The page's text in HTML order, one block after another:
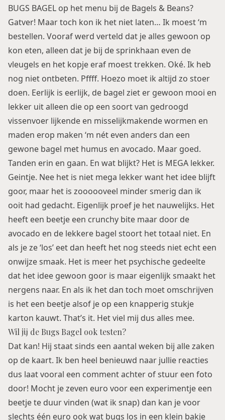
BUGS BAGEL op het menu bij de Bagels & Beans?
Gatver! Maar toch kon ik het niet laten… Ik moest ‘m
bestellen. Vooraf werd verteld dat je alles gewoon op
kon eten, alleen dat je bij de sprinkhaan even de
vleugels en het kopje eraf moest trekken. Oké. Ik heb
nog niet ontbeten. Pffff. Hoezo moet ik altijd zo stoer
doen. Eerlijk is eerlijk, de bagel ziet er gewoon mooi en
lekker uit alleen die op een soort van gedroogd
vissenvoer lijkende en misselijkmakende wormen en
maden erop maken ‘m nét even anders dan een
gewone bagel met humus en avocado. Maar goed.
Tanden erin en gaan. En wat blijkt? Het is MEGA lekker.
Geintje. Nee het is niet mega lekker want het idee blijft
goor, maar het is zoooooveel minder smerig dan ik
ooit had gedacht. Eigenlijk proef je het nauwelijks. Het
heeft een beetje een crunchy bite maar door de
avocado en de lekkere bagel stoort het totaal niet. En
als je ze ‘los’ eet dan heeft het nog steeds niet echt een
onwijze smaak. Het is meer het psychische gedeelte
dat het idee gewoon goor is maar eigenlijk smaakt het
nergens naar. En als ik het dan toch moet omschrijven
is het een beetje alsof je op een knapperig stukje
karton kauwt. That’s it. Het viel mij dus alles mee.
Wil jij de Bugs Bagel ook testen?
Dat kan! Hij staat sinds een aantal weken bij alle zaken
op de kaart. Ik ben heel benieuwd naar jullie reacties
dus laat vooral een comment achter of stuur een foto
door! Mocht je zeven euro voor een experimentje een
beetje te duur vinden (wat ik snap) dan kan je voor
slechts één euro ook wat bugs los in een klein bakje